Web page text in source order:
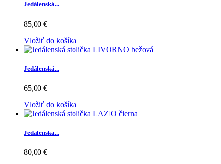
Jedálenská...
85,00 €
Vložiť do košíka
Jedálenská...
65,00 €
Vložiť do košíka
Jedálenská...
80,00 €